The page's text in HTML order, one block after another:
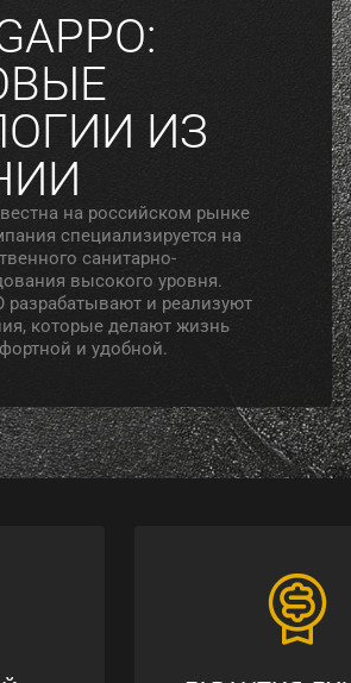
ИЗ
на российском рынке
специализируется на
санитарно-
высокого уровня.
разрабатывают и реализуют
которые делают жизнь
и удобной.